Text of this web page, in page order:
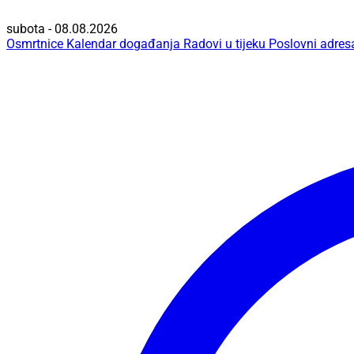
subota - 08.08.2026
Osmrtnice Kalendar događanja Radovi u tijeku Poslovni